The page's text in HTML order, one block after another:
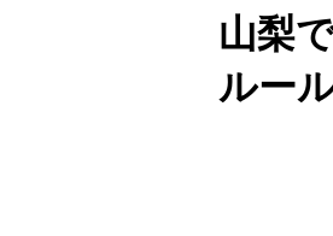
山梨
ルー